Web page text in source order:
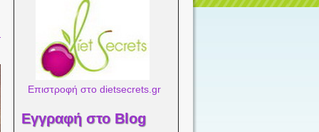
Επιστροφή στο dietsecrets.gr
Εγγραφή στο Blog